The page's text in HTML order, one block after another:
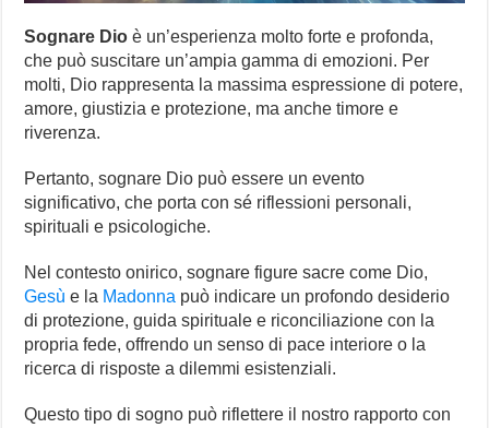
Sognare Dio è un’esperienza molto forte e profonda,
che può suscitare un’ampia gamma di emozioni. Per
molti, Dio rappresenta la massima espressione di potere,
amore, giustizia e protezione, ma anche timore e
riverenza.
Pertanto, sognare Dio può essere un evento
significativo, che porta con sé riflessioni personali,
spirituali e psicologiche.
Nel contesto onirico, sognare figure sacre come Dio,
Gesù e la Madonna può indicare un profondo desiderio
di protezione, guida spirituale e riconciliazione con la
propria fede, offrendo un senso di pace interiore o la
ricerca di risposte a dilemmi esistenziali.
Questo tipo di sogno può riflettere il nostro rapporto con